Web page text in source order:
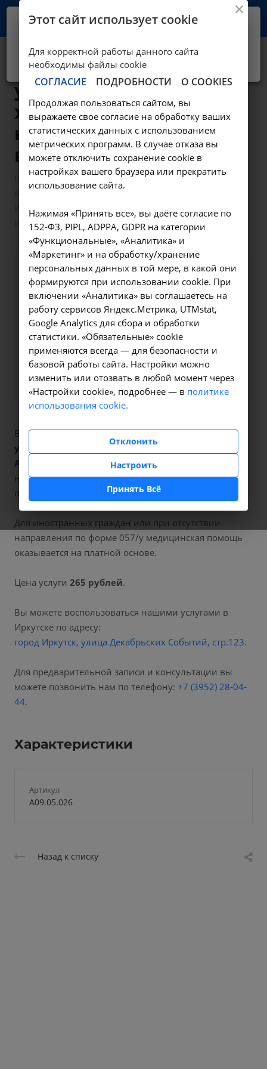
Исследование
уровня
холестерина в
крови - A09.05.026
в Иркутске
Цены в Иркутске — Лабораторные исследования —
Исследование уровня холестерина в крови - A09.05.026 в
Иркутске
Оформите заявку на сайте,
мы свяжемся с вами в
ближайшее время и ответим
на все интересующие
вопросы.
265 ₽
Заказать услугу
В наших клиниках мы проводимисследование
уровня холестерина в крови , код услуги (НМУ)
A09.05.026
. Для граждан России, у которых есть
направление, медицинская помощь оказывается по
полису ОМС бесплатно.
Для иностранных граждан или при отсутствии
направления по форме 057/у медицинская помощь
оказывается на платной основе.
Цена услуги 265 рублей.
Вы можете воспользоваться нашими услугами в
Иркутске по адресу:
город Иркутск, улица Декабрьских Событий, стр.123.
Для предварительной записи и консультации вы
можете позвонить нам по телефону: +7 (3952) 28-04-
44.
Характеристики
Артикул
A09.05.026
Назад к списку
Ваш город -Иркутск?
Да, верно Нет, выбрать другой
Этот сайт использует cookie
Для корректной работы данного сайта
необходимы файлы cookie
СОГЛАСИЕ ПОДРОБНОСТИ О COOKIES
Продолжая пользоваться сайтом, вы
выражаете свое согласие на обработку ваших
статистических данных с использованием
метрических программ. В случае отказа вы
можете отключить сохранение cookie в
настройках вашего браузера или прекратить
использование сайта.
Нажимая «Принять все», вы даёте согласие по
152-ФЗ, PIPL, ADPPA, GDPR на категории
«Функциональные», «Аналитика» и
«Маркетинг» и на обработку/хранение
персональных данных в той мере, в какой они
формируются при использовании cookie. При
включении «Аналитика» вы соглашаетесь на
работу сервисов Яндекс.Метрика, UTMstat,
Google Analytics для сбора и обработки
статистики. «Обязательные» cookie
применяются всегда — для безопасности и
базовой работы сайта. Настройки можно
изменить или отозвать в любой момент через
«Настройки cookie», подробнее — в политике
использования cookie.
Отклонить
Настроить
Принять Всё